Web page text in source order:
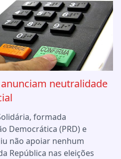
anunciam neutralidade
formada
Democrática (PRD) e
não apoiar nenhum
República nas eleições